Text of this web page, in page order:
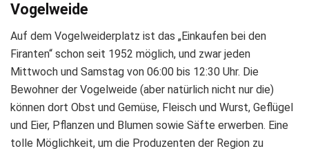
Vogelweide
Auf dem Vogelweiderplatz ist das „Einkaufen bei den
Firanten“ schon seit 1952 möglich, und zwar jeden
Mittwoch und Samstag von 06:00 bis 12:30 Uhr. Die
Bewohner der Vogelweide (aber natürlich nicht nur die)
können dort Obst und Gemüse, Fleisch und Wurst, Geflügel
und Eier, Pflanzen und Blumen sowie Säfte erwerben. Eine
tolle Möglichkeit, um die Produzenten der Region zu